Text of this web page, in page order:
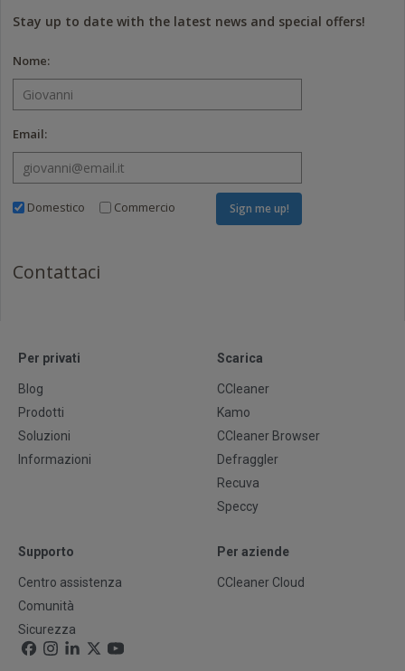
Stay up to date with the latest news and special offers!
Nome:
Email:
Sign me up!
Domestico Commercio
Contattaci
Per privati
Blog
Prodotti
Soluzioni
Informazioni
Scarica
CCleaner
Kamo
CCleaner Browser
Defraggler
Recuva
Speccy
Supporto
Centro assistenza
Comunità
Sicurezza
Per aziende
CCleaner Cloud